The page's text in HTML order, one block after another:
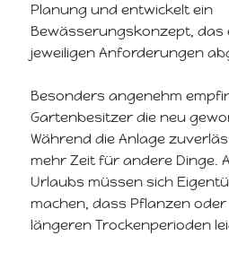
Planung und entwickelt ein
Bewässerungskonzept, das
jeweiligen Anforderungen
Besonders angenehm
Gartenbesitzer die neu
Während die Anlage
mehr Zeit für andere Dinge.
Urlaubs müssen sich
machen, dass Pflanzen
längeren Trockenperioden